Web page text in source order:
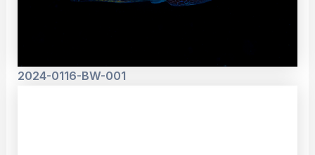
2024-0116-BW-001